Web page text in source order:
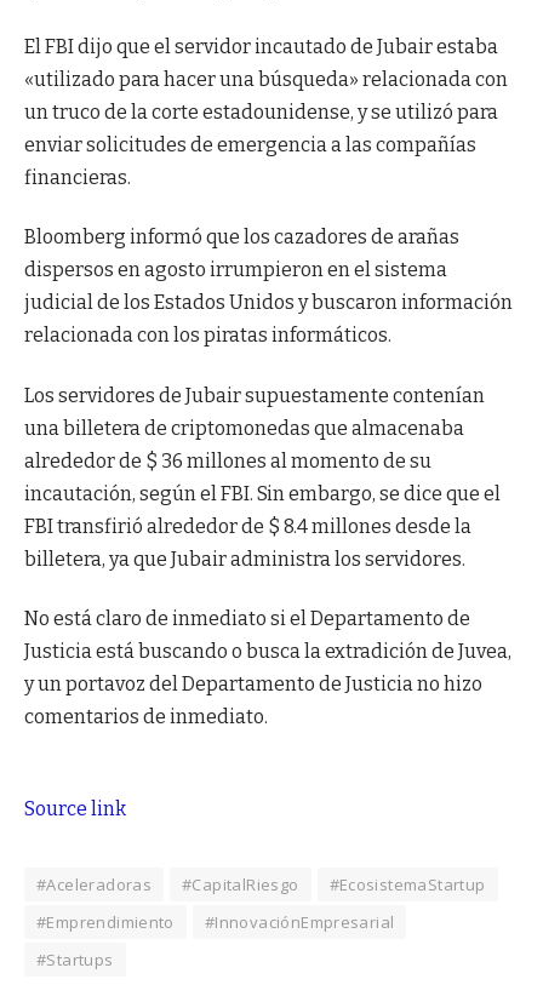
El FBI dijo que el servidor incautado de Jubair estaba
«utilizado para hacer una búsqueda» relacionada con
un truco de la corte estadounidense, y se utilizó para
enviar solicitudes de emergencia a las compañías
financieras.
Bloomberg informó que los cazadores de arañas
dispersos en agosto irrumpieron en el sistema
judicial de los Estados Unidos y buscaron información
relacionada con los piratas informáticos.
Los servidores de Jubair supuestamente contenían
una billetera de criptomonedas que almacenaba
alrededor de $ 36 millones al momento de su
incautación, según el FBI. Sin embargo, se dice que el
FBI transfirió alrededor de $ 8.4 millones desde la
billetera, ya que Jubair administra los servidores.
No está claro de inmediato si el Departamento de
Justicia está buscando o busca la extradición de Juvea,
y un portavoz del Departamento de Justicia no hizo
comentarios de inmediato.
Source link
#Aceleradoras #CapitalRiesgo
#EcosistemaStartup
#Emprendimiento
#InnovaciónEmpresarial
#Startups